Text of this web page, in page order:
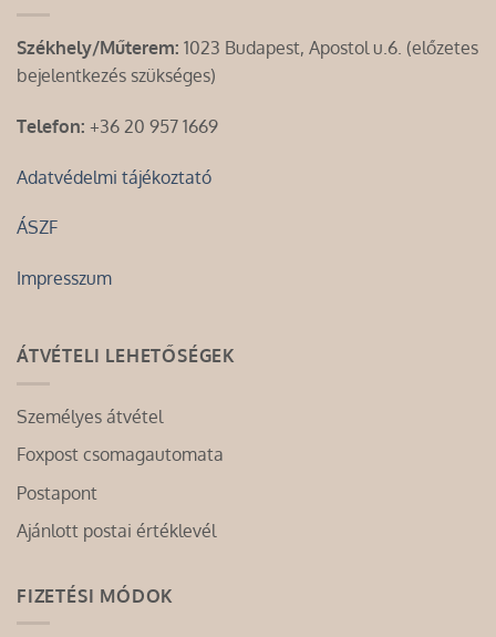
Székhely/Műterem: 1023 Budapest, Apostol u.6. (előzetes
bejelentkezés szükséges)
Telefon: +36 20 957 1669
Adatvédelmi tájékoztató
ÁSZF
Impresszum
ÁTVÉTELI LEHETŐSÉGEK
Személyes átvétel
Foxpost csomagautomata
Postapont
Ajánlott postai értéklevél
FIZETÉSI MÓDOK